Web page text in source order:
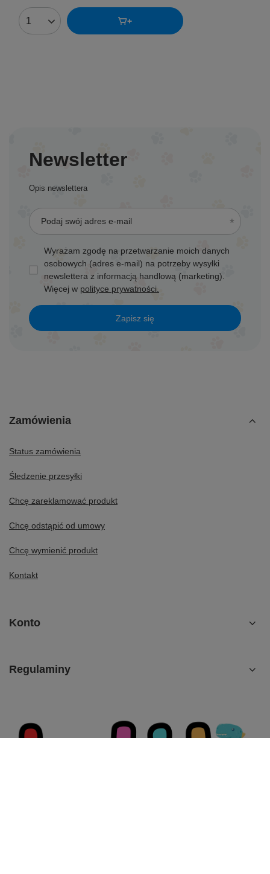
Ilość produktów
Newsletter
Opis newslettera
Podaj swój adres e-mail
Wyrażam zgodę na przetwarzanie moich danych
osobowych (adres e-mail) na potrzeby wysyłki
newslettera z informacją handlową (marketing).
Więcej w polityce prywatności.
Zapisz się
Zamówienia
Status zamówienia
Śledzenie przesyłki
Chcę zareklamować produkt
Chcę odstąpić od umowy
Chcę wymienić produkt
Kontakt
Konto
Regulaminy